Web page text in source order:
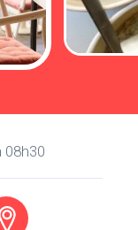
08h30